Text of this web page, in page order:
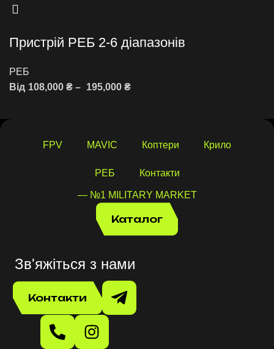
Пристрій РЕБ 2-6 діапазонів
РЕБ
Від 108,000 ₴ – 195,000 ₴
FPV MAVIC Коптери Крило
РЕБ Контакти
— №1 MILITARY MARKET
Каталог
Зв'яжіться з нами
Контакти